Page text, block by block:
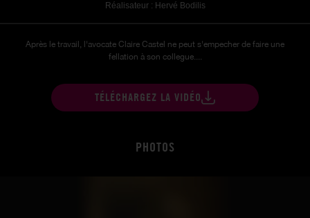
Réalisateur : Hervé Bodilis
Après le travail, l'avocate Claire Castel ne peut s'empecher de faire une
fellation à son collegue....
TÉLÉCHARGEZ LA VIDÉO
PHOTOS